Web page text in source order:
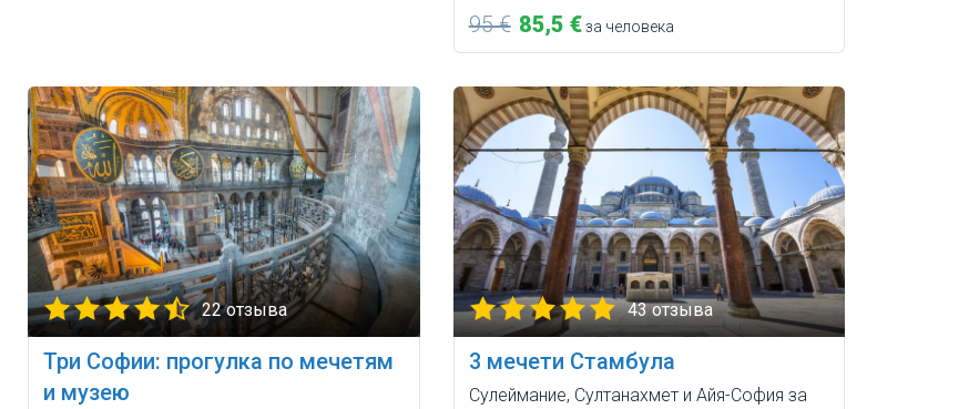
95 € 85,5 €за человека
22 отзыва
Три Софии: прогулка по мечетям
и музею
43 отзыва
3 мечети Стамбула
Сулеймание, Султанахмет и Айя-София за